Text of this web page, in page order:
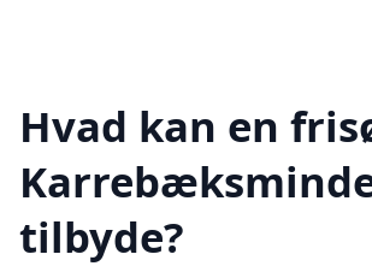
Hvad kan en
tilbyde?